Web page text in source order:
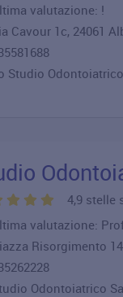
valutazione: !
Cavour 1c, 24061
Studio
4,9 stelle
valutazione:
Risorgimento
Odontoiatrico